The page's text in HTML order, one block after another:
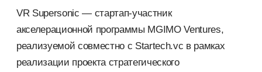
VR Supersonic — стартап-участник
акселерационной программы MGIMO Ventures,
реализуемой совместно с Startech.vc в рамках
реализации проекта стратегического